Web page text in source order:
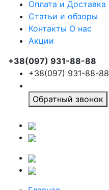
Оплата и Доставка
Статьи и обзоры
Контакты О нас
Акции
+38(097) 931-88-88
+38(097) 931-88-88
Обратный звонок